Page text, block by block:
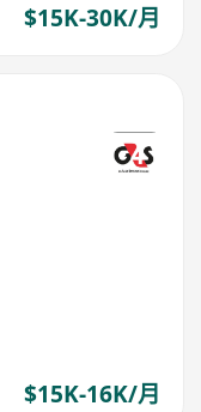
$15K-30K/月
$15K-16K/月